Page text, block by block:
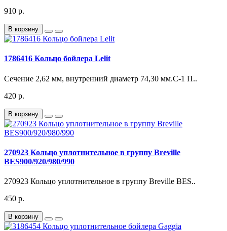
910 р.
В корзину
1786416 Кольцо бойлера Lelit
Сечение 2,62 мм, внутренний диаметр 74,30 мм.С-1 П..
420 р.
В корзину
270923 Кольцо уплотнительное в группу Breville
BES900/920/980/990
270923 Кольцо уплотнительное в группу Breville BES..
450 р.
В корзину